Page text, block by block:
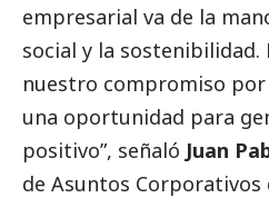
empresarial va de la
social y la sostenibilidad.
nuestro compromiso por
una oportunidad para
positivo”, señaló Juan
de Asuntos Corporativos